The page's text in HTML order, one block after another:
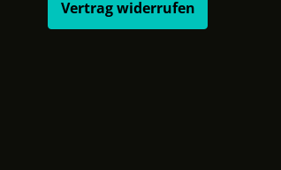
Vertrag widerrufen